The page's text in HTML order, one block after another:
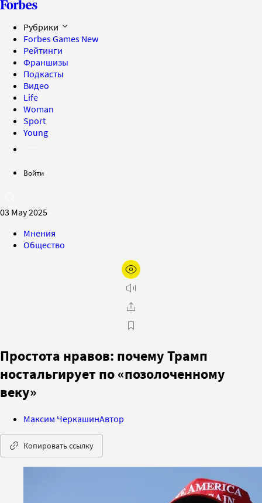
Рубрики
Forbes Games New
Рейтинги
Франшизы
Подкасты
Видео
Life
Woman
Sport
Young
Войти
03 May 2025
Мнения
Общество
Простота нравов: почему Трамп
ностальгирует по «позолоченному
веку»
Максим ЧеркашинАвтор
Копировать ссылку